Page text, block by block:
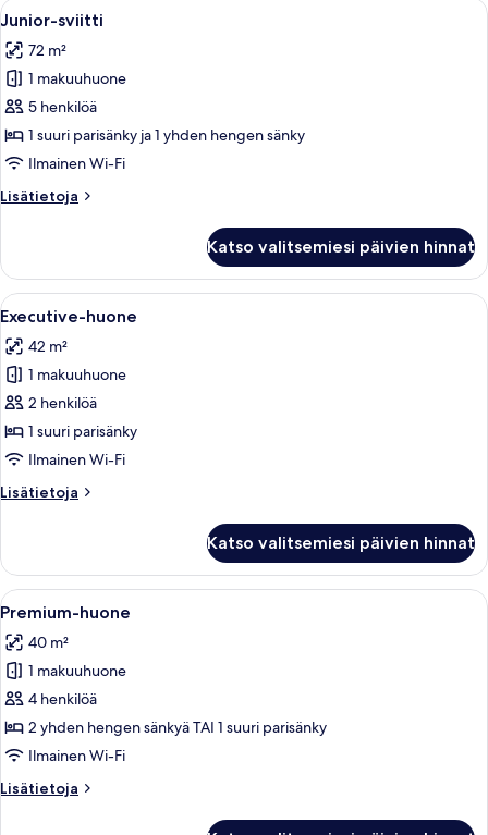
Avaa
kaikki
huonetyypin
Junior-
sviitti
kuvat
Moderni kylpyhuone, jossa on
8
Junior-sviitti
72 m²
1 makuuhuone
5 henkilöä
1 suuri parisänky ja 1 yhden hengen sänky
Ilmainen Wi-Fi
Lisätietoja
Lisätietoja
Katso valitsemiesi päivien hinnat
Avaa
kaikki
huonetyypin
Executive-
huone
kuvat
Moderni kylpyhuone, jossa on suuri
4
Executive-huone
42 m²
1 makuuhuone
2 henkilöä
1 suuri parisänky
Ilmainen Wi-Fi
Lisätietoja
Lisätietoja
Katso valitsemiesi päivien hinnat
Avaa
kaikki
huonetyypin
Premium-
huone
kuvat
Hotellihuone, jossa on kaksi
7
Premium-huone
40 m²
1 makuuhuone
4 henkilöä
2 yhden hengen sänkyä TAI 1 suuri parisänky
Ilmainen Wi-Fi
Lisätietoja
Lisätietoja